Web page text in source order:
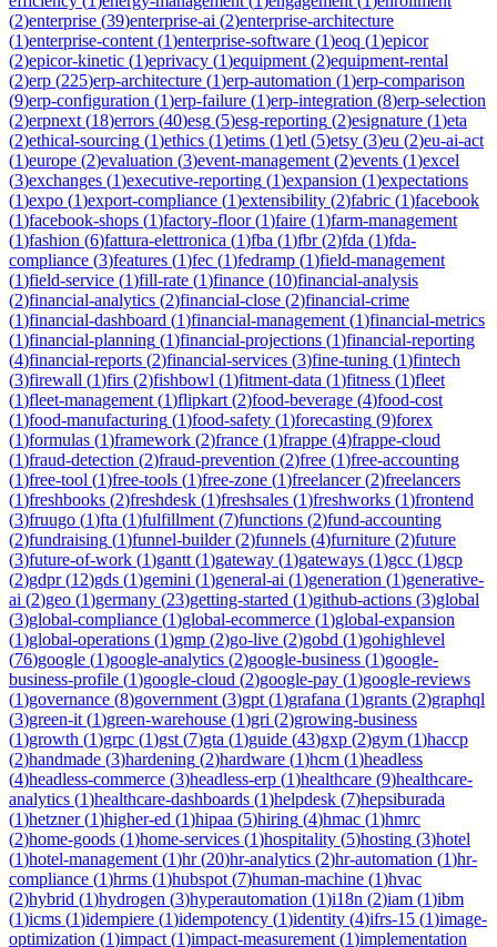
(2)enterprise (39)enterprise-ai (2)enterprise-architecture
(1)enterprise-content (1)enterprise-software (1)eoq (1)epicor
(2)epicor-kinetic (1)eprivacy (1)equipment (2)equipment-rental
(2)erp (225)erp-architecture (1)erp-automation (1)erp-comparison
(9)erp-configuration (1)erp-failure (1)erp-integration (8)erp-selection
(2)erpnext (18)errors (40)esg (5)esg-reporting (2)esignature (1)eta
(2)ethical-sourcing (1)ethics (1)etims (1)etl (5)etsy (3)eu (2)eu-ai-act
(1)europe (2)evaluation (3)event-management (2)events (1)excel
(3)exchanges (1)executive-reporting (1)expansion (1)expectations
(1)expo (1)export-compliance (1)extensibility (2)fabric (1)facebook
(1)facebook-shops (1)factory-floor(1)faire (1)farm-management
(1)fashion (6)fattura-elettronica (1)fba (1)fbr(2)fda (1)fda-
compliance (3)features (1)fec (1)fedramp (1)field-management
(1)field-service (1)fill-rate (1)finance (10)financial-analysis
(2)financial-analytics (2)financial-close (2)financial-crime
(1)financial-dashboard (1)financial-management (1)financial-metrics
(1)financial-planning (1)financial-projections (1)financial-reporting
(4)financial-reports (2)financial-services (3)fine-tuning (1)fintech
(3)firewall (1)firs (2)fishbowl (1)fitment-data (1)fitness (1)fleet
(1)fleet-management (1)flipkart (2)food-beverage (4)food-cost
(1)food-manufacturing (1)food-safety (1)forecasting (9)forex
(1)formulas (1)framework (2)france (1)frappe (4)frappe-cloud
(1)fraud-detection (2)fraud-prevention (2)free (1)free-accounting
(1)free-tool (1)free-tools (1)free-zone (1)freelancer(2)freelancers
(1)freshbooks (2)freshdesk (1)freshsales (1)freshworks (1)frontend
(3)fruugo (1)fta (1)fulfillment (7)functions (2)fund-accounting
(2)fundraising (1)funnel-builder(2)funnels (4)furniture (2)future
(3)future-of-work (1)gantt (1)gateway (1)gateways (1)gcc (1)gcp
(2)gdpr(12)gds (1)gemini (1)general-ai (1)generation (1)generative-
ai (2)geo (1)germany (23)getting-started (1)github-actions (3)global
(3)global-compliance (1)global-ecommerce (1)global-expansion
(1)global-operations (1)gmp (2)go-live (2)gobd (1)gohighlevel
(76)google (1)google-analytics (2)google-business (1)google-
business-profile (1)google-cloud (2)google-pay (1)google-reviews
(1)governance (8)government (3)gpt (1)grafana (1)grants (2)graphql
(3)green-it (1)green-warehouse (1)gri (2)growing-business
(1)growth (1)grpc (1)gst (7)gta (1)guide (43)gxp (2)gym (1)haccp
(2)handmade (3)hardening (2)hardware (1)hcm (1)headless
(4)headless-commerce (3)headless-erp (1)healthcare (9)healthcare-
analytics (1)healthcare-dashboards (1)helpdesk (7)hepsiburada
(1)hetzner(1)higher-ed (1)hipaa (5)hiring (4)hmac (1)hmrc
(2)home-goods (1)home-services (1)hospitality (5)hosting (3)hotel
(1)hotel-management (1)hr(20)hr-analytics (2)hr-automation (1)hr-
compliance (1)hrms (1)hubspot (7)human-machine (1)hvac
(2)hybrid (1)hydrogen (3)hyperautomation (1)i18n (2)iam (1)ibm
(1)icms (1)idempiere (1)idempotency (1)identity (4)ifrs-15 (1)image-
optimization (1)impact (1)impact-measurement (1)implementation